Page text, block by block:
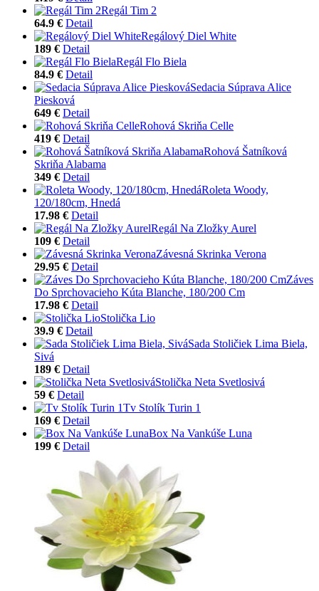
Regál Tim 2
64.9 € Detail
Regálový Diel White
189 € Detail
Regál Flo Biela
84.9 € Detail
Sedacia Súprava Alice
Piesková
649 € Detail
Rohová Skriňa Celle
419 € Detail
Rohová Šatníková
Skriňa Alabama
349 € Detail
Roleta Woody,
120/180cm, Hnedá
17.98 € Detail
Regál Na Zložky Aurel
109 € Detail
Závesná Skrinka Verona
29.95 € Detail
Záves
Do Sprchovacieho Kúta Blanche, 180/200 Cm
17.98 € Detail
Stolička Lio
39.9 € Detail
Sada Stoličiek Lima Biela,
Sivá
189 € Detail
Stolička Neta Svetlosivá
59 € Detail
Tv Stolík Turin 1
169 € Detail
Box Na Vankúše Luna
199 € Detail